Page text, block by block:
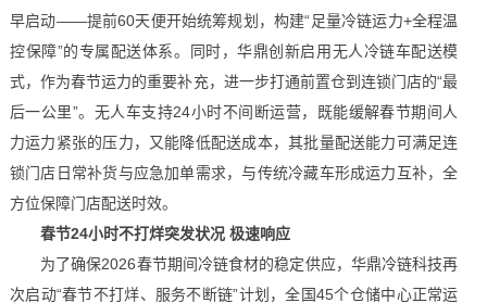
早启动——提前60天便开始统筹规划，构建“足量冷链运力+全程温
控保障”的专属配送体系。同时，华鼎创新启用无人冷链车配送模
式，作为春节运力的重要补充，进一步打通前置仓到连锁门店的“最
后一公里”。无人车支持24小时不间断运营，既能缓解春节期间人
力运力紧张的压力，又能降低配送成本，其批量配送能力可满足连
锁门店日常补货与应急加单需求，与传统冷藏车形成运力互补，全
方位保障门店配送时效。
春节24小时不打烊突发状况 极速响应
为了确保2026春节期间冷链食材的稳定供应，华鼎冷链科技再
次启动“春节不打烊、服务不断链”计划，全国45个仓储中心正常运